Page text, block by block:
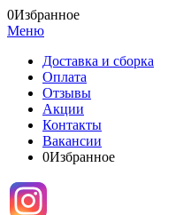
0Избранное
Меню
Доставка и сборка
Оплата
Отзывы
Акции
Контакты
Вакансии
0Избранное